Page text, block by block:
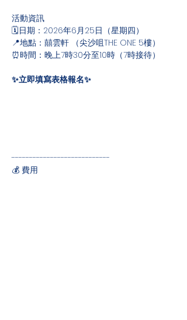
活動資訊
🗓️日期：2026年6月25日（星期四）
📍地點：囍雲軒 （尖沙咀THE ONE 5樓）
⏰時間：晚上7時30分至10時（7時接待）
✨立即填寫表格報名✨
----------------------------
💰 費用